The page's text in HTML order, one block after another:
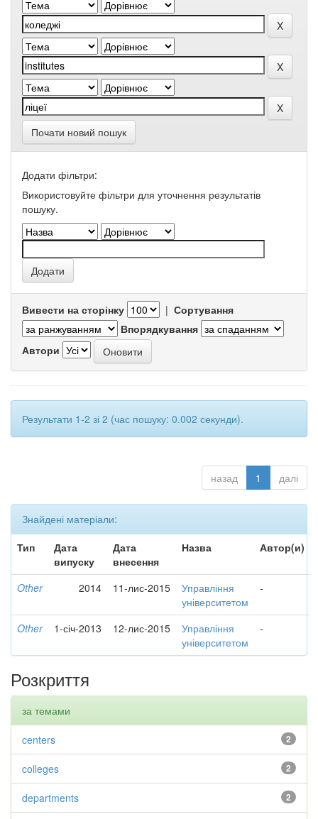
Почати новий пошук
Додати фільтри:
Використовуйте фільтри для уточнення результатів
пошуку.
Вивести на сторінку | Сортування
Впорядкування
Автори
Результати 1-2 зі 2 (час пошуку: 0.002 секунди).
назад 1 далі
Знайдені матеріали:
Тип
Дата
випуску
Дата
внесення
Назва Автор(и)
Other 2014 11-лис-2015
Управління
університетом
-
Other 1-січ-2013 12-лис-2015
Управління
університетом
-
Розкриття
за темами
2
centers
2
colleges
2
departments